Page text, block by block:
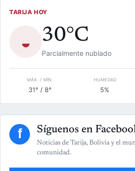
TARIJA HOY
◒ 30°C
Parcialmente nublado
MÁX. / MÍN.
31° / 8°
HUMEDAD
5%
f Síguenos en
Noticias de Tarija, Bolivia y el
comunidad.